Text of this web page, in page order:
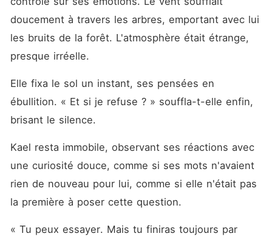
doucement à travers les arbres, emportant avec lui
les bruits de la forêt. L'atmosphère était étrange,
presque irréelle.
Elle fixa le sol un instant, ses pensées en
ébullition. « Et si je refuse ? » souffla-t-elle enfin,
brisant le silence.
Kael resta immobile, observant ses réactions avec
une curiosité douce, comme si ses mots n'avaient
rien de nouveau pour lui, comme si elle n'était pas
la première à poser cette question.
« Tu peux essayer. Mais tu finiras toujours par